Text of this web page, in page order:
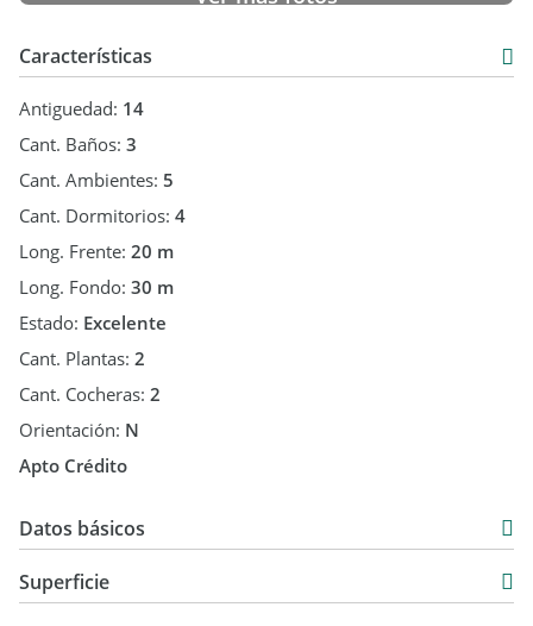
Ambientes amplios y luminosos
Techos altos con madera a la vista
Grandes superficies vidriadas
Garaje quincho con parrilla
Lavadero y despensa
Calefacción por radiadores en planta baja
Split frío/calor en planta alta
Excelente estado general y calidad constructiva
RETASADA ANTES USD 380.000 AHORA USD 370.000
Una propiedad ideal para quienes buscan vivir Rumencó
combinando confort, diseño y entorno natural.
DE GENNARO GIACONE TUS BROKERS DE CONFIANZA.
Características
Antiguedad: 14
Cant. Baños: 3
Cant. Ambientes: 5
Cant. Dormitorios: 4
Long. Frente: 20 m
Long. Fondo: 30 m
Estado: Excelente
Cant. Plantas: 2
Cant. Cocheras: 2
Orientación: N
Apto Crédito
Datos básicos
Venta
Superficie